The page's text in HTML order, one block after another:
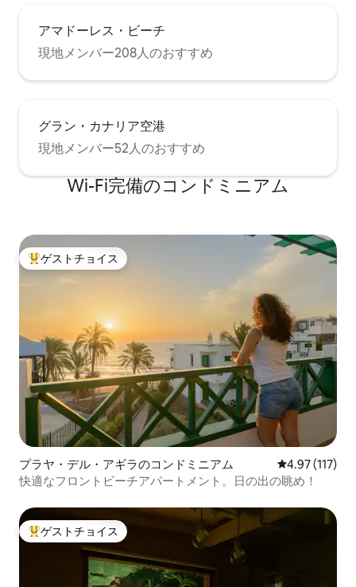
ルーム1室+エキストラベッド。 一般 ：-
キッチン用品：冷蔵庫、誘導コンロ、オ
ドイッチメーカー、電気ジューサー、す
ー、トースター、パントリー、キッチン
用具、6人用の食器。 -ソラナ：ハンガ
ー、洗濯機、乾燥機を洗うための洗面
台。 Solanaにはスポーツ用品（自転車、
釣り竿、サーフボードなど）を保管する
インターネット（ Wi - Fi ）、国際テレビ
衛星テレビ、主寝室とリビングルームの
テレビ。 -リビングルームとマスターベッ
ドルームには電動ブラインド、リビング
ルームのテラスには電動電動遮光リモコ
アマドーレス・ビーチ
現地メンバー208人のおすすめ
グラン・カナリア空港
現地メンバー52人のおすすめ
Wi-Fi完備のコンドミニアム
大好評のゲストチョイスです。
ゲストチョイス
プラヤ・デル・アギラのコンドミニアム レビュー117
4.97 (117)
快適なフロントビーチアパートメント。日の出の眺め！
大好評のゲストチョイスです。
ゲストチョイス